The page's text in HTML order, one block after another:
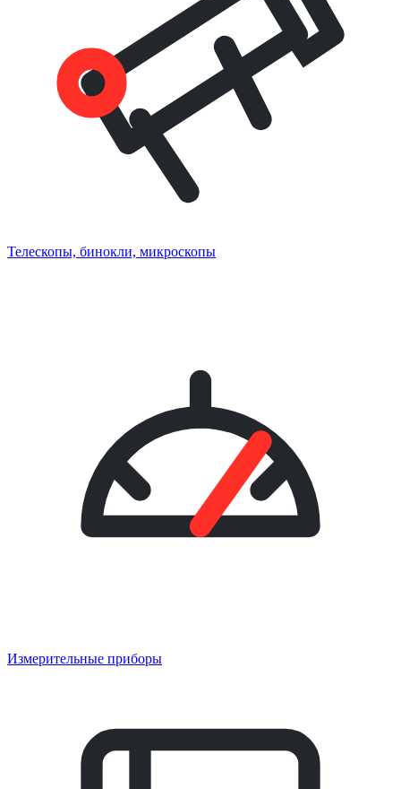
Телескопы, бинокли, микроскопы
Измерительные приборы